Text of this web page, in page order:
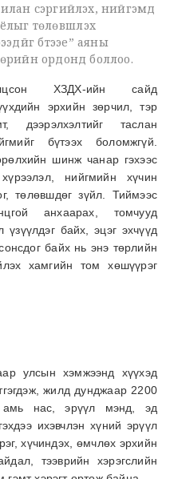
сэргийлэх, нийгэмд
төлөвшүүлэх
бүтээе” аяны
ордонд боллоо.
ХЗДХ-ийн сайд
эрхийн зөрчил, тэр
дээрэлхэлтийг таслан
бүтээх боломжгүй.
шинж чанар гэхээс
нийгмийн хүчин
төлөвшдөг зүйл. Тиймээс
анхаарах, томчууд
үзүүлдэг байх, эцэг эхчүүд
байх нь энэ төрлийн
хамгийн том хөшүүрэг
улсын хэмжээнд хүүхэд
жилд дунджаар 2200
амь нас, эрүүл мэнд, эд
ихэвчлэн хүний эрүүл
хүчиндэх, өмчлөх эрхийн
тээврийн хэрэгслийн